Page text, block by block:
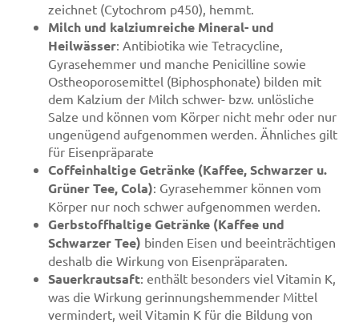
zeichnet (Cytochrom p450), hemmt.
Milch und kalziumreiche Mineral- und
Heilwässer: Antibiotika wie Tetracycline,
Gyrasehemmer und manche Penicilline sowie
Ostheoporosemittel (Biphosphonate) bilden mit
dem Kalzium der Milch schwer- bzw. unlösliche
Salze und können vom Körper nicht mehr oder nur
ungenügend aufgenommen werden. Ähnliches gilt
für Eisenpräparate
Coffeinhaltige Getränke (Kaffee, Schwarzer u.
Grüner Tee, Cola): Gyrasehemmer können vom
Körper nur noch schwer aufgenommen werden.
Gerbstoffhaltige Getränke (Kaffee und
Schwarzer Tee) binden Eisen und beeinträchtigen
deshalb die Wirkung von Eisenpräparaten.
Sauerkrautsaft: enthält besonders viel Vitamin K,
was die Wirkung gerinnungshemmender Mittel
vermindert, weil Vitamin K für die Bildung von